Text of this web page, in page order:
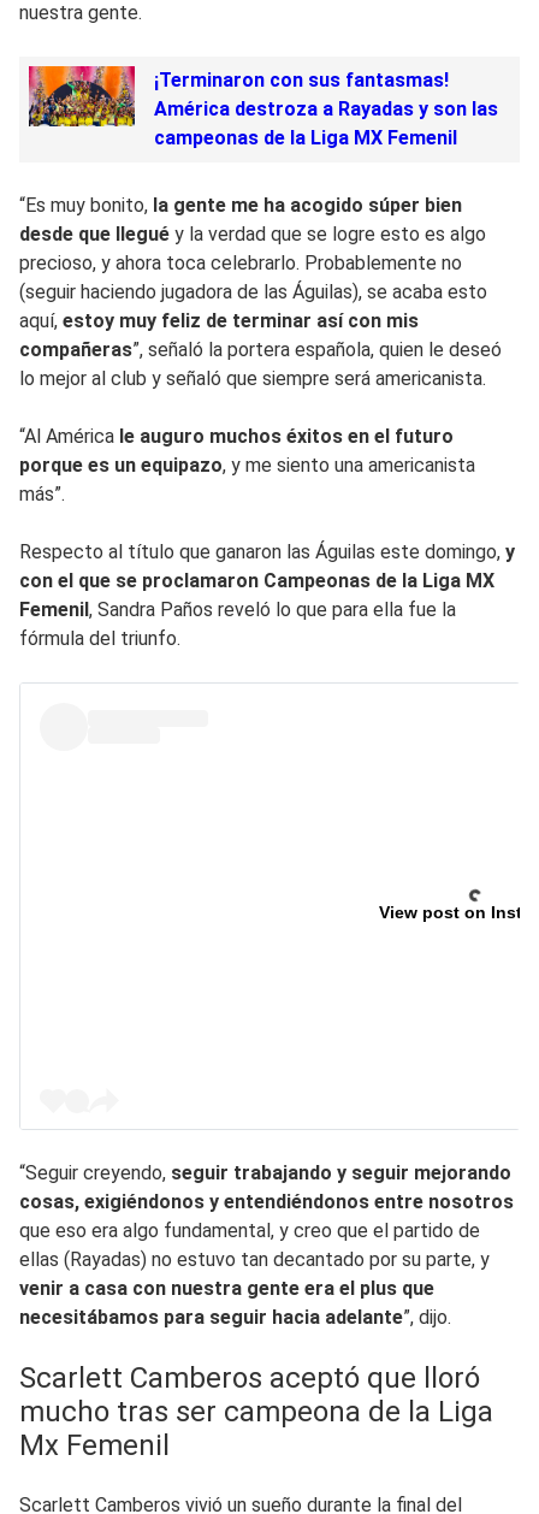
nuestra gente.
¡Terminaron con sus fantasmas!
América destroza a Rayadas y son las
campeonas de la Liga MX Femenil
“Es muy bonito, la gente me ha acogido súper bien
desde que llegué y la verdad que se logre esto es algo
precioso, y ahora toca celebrarlo. Probablemente no
(seguir haciendo jugadora de las Águilas), se acaba esto
aquí, estoy muy feliz de terminar así con mis
compañeras”, señaló la portera española, quien le deseó
lo mejor al club y señaló que siempre será americanista.
“Al América le auguro muchos éxitos en el futuro
porque es un equipazo, y me siento una americanista
más”.
Respecto al título que ganaron las Águilas este domingo, y
con el que se proclamaron Campeonas de la Liga MX
Femenil, Sandra Paños reveló lo que para ella fue la
fórmula del triunfo.
View post on
“Seguir creyendo, seguir trabajando y seguir mejorando
cosas, exigiéndonos y entendiéndonos entre nosotros
que eso era algo fundamental, y creo que el partido de
ellas (Rayadas) no estuvo tan decantado por su parte, y
venir a casa con nuestra gente era el plus que
necesitábamos para seguir hacia adelante”, dijo.
Scarlett Camberos aceptó que lloró
mucho tras ser campeona de la Liga
Mx Femenil
Scarlett Camberos vivió un sueño durante la final del